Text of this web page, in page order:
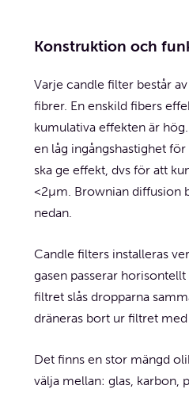
Konstruktion och
Varje candle filter består
fibrer. En enskild fibers
kumulativa effekten är
en låg ingångshastighet
ska ge effekt, dvs för att
<2µm. Brownian diffusion
nedan.
Candle filters installeras
gasen passerar
filtret slås dropparna
dräneras bort ur filtret
Det finns en stor mängd
välja mellan: glas, karbon,